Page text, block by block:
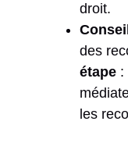
droit.
des
étape :
les